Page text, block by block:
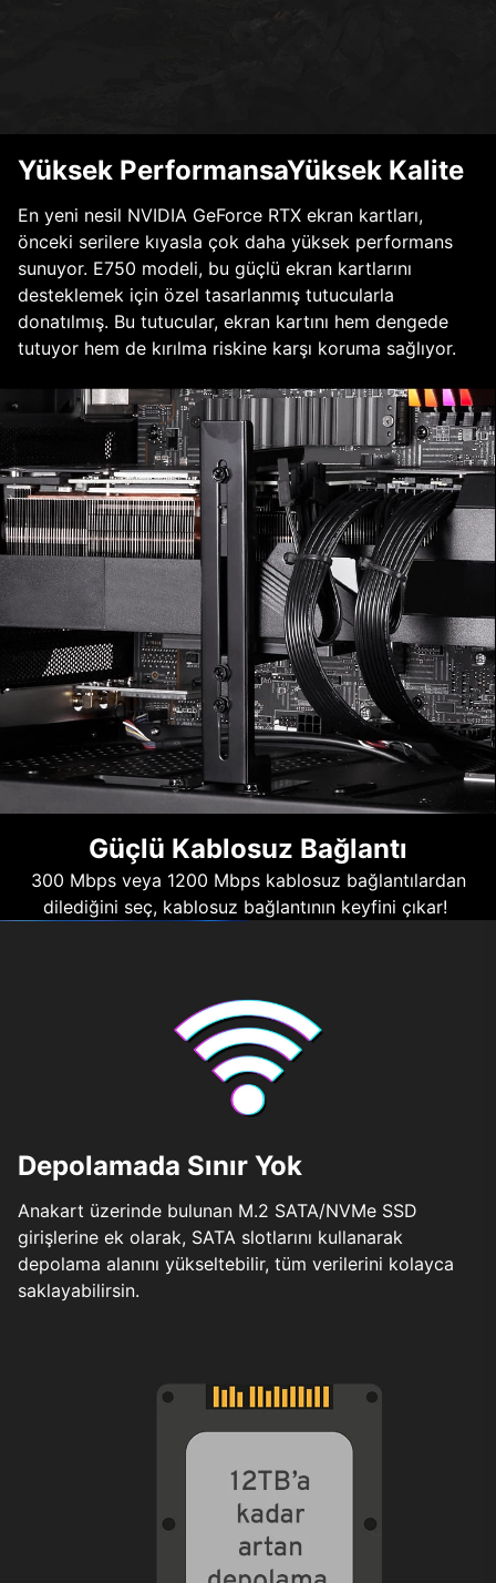
Yüksek PerformansaYüksek Kalite
En yeni nesil NVIDIA GeForce RTX ekran kartları,
önceki serilere kıyasla çok daha yüksek performans
sunuyor. E750 modeli, bu güçlü ekran kartlarını
desteklemek için özel tasarlanmış tutucularla
donatılmış. Bu tutucular, ekran kartını hem dengede
tutuyor hem de kırılma riskine karşı koruma sağlıyor.
Güçlü Kablosuz Bağlantı
300 Mbps veya 1200 Mbps kablosuz bağlantılardan
dilediğini seç, kablosuz bağlantının keyfini çıkar!
Depolamada Sınır Yok
Anakart üzerinde bulunan M.2 SATA/NVMe SSD
girişlerine ek olarak, SATA slotlarını kullanarak
depolama alanını yükseltebilir, tüm verilerini kolayca
saklayabilirsin.